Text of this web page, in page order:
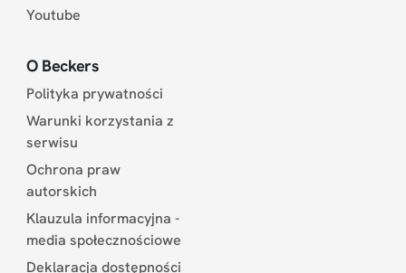
Youtube
O Beckers
Polityka prywatności
Warunki korzystania z
serwisu
Ochrona praw
autorskich
Klauzula informacyjna -
media społecznościowe
Deklaracja dostępności